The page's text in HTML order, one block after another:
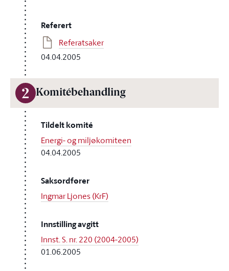
Referert
Referatsaker
04.04.2005
2 Komitébehandling
Tildelt komité
Energi- og miljøkomiteen
04.04.2005
Saksordfører
Ingmar Ljones (KrF)
Innstilling avgitt
Innst. S. nr. 220 (2004-2005)
01.06.2005